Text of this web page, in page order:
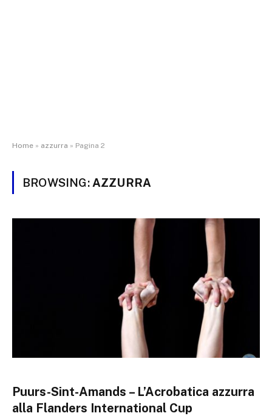
Home » azzurra » Pagina 2
BROWSING: AZZURRA
Puurs-Sint-Amands – L’Acrobatica azzurra
alla Flanders International Cup